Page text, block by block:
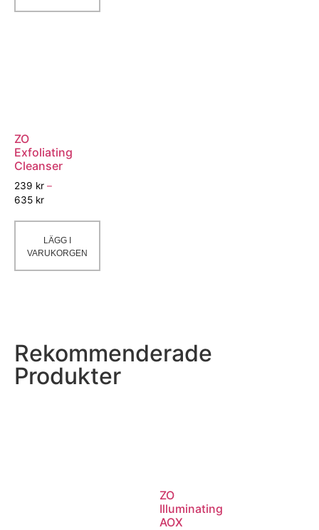
ZO
Exfoliating
Cleanser
239 kr –
635 kr
LÄGG I
VARUKORGEN
Rekommenderade
Produkter
ZO
Illuminating
AOX